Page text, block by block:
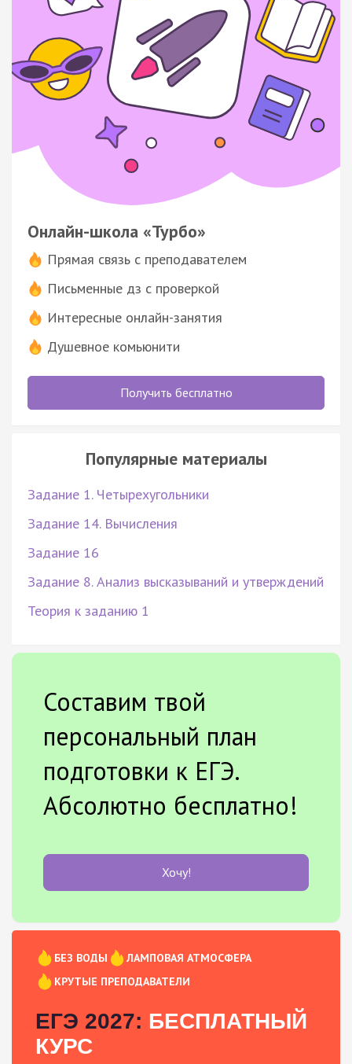
Онлайн-школа «Турбо»
Прямая связь с преподавателем
Письменные дз с проверкой
Интересные онлайн-занятия
Душевное комьюнити
Получить бесплатно
Популярные материалы
Задание 1. Четырехугольники
Задание 14. Вычисления
Задание 16
Задание 8. Анализ высказываний и утверждений
Теория к заданию 1
Составим твой
персональный план
подготовки к ЕГЭ.
Абсолютно бесплатно!
Хочу!
БЕЗ ВОДЫ
ЛАМПОВАЯ АТМОСФЕРА
КРУТЫЕ ПРЕПОДАВАТЕЛИ
ЕГЭ 2027: БЕСПЛАТНЫЙ
КУРС